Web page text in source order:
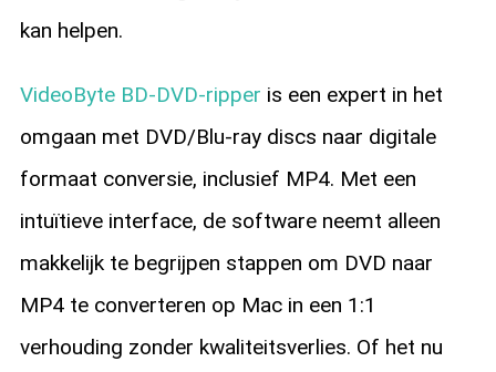
kan helpen.
VideoByte BD-DVD-ripper is een expert in het
omgaan met DVD/Blu-ray discs naar digitale
formaat conversie, inclusief MP4. Met een
intuïtieve interface, de software neemt alleen
makkelijk te begrijpen stappen om DVD naar
MP4 te converteren op Mac in een 1:1
verhouding zonder kwaliteitsverlies. Of het nu